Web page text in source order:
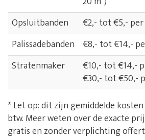
Opsluitbanden
€2,- tot €5,-
Palissadebanden €8,- tot €14,-
Stratenmaker
€10,- tot €14,-
€30,- tot €50,-
* Let op: dit zijn gemiddelde
btw. Meer weten over de exacte
gratis en zonder verplichting